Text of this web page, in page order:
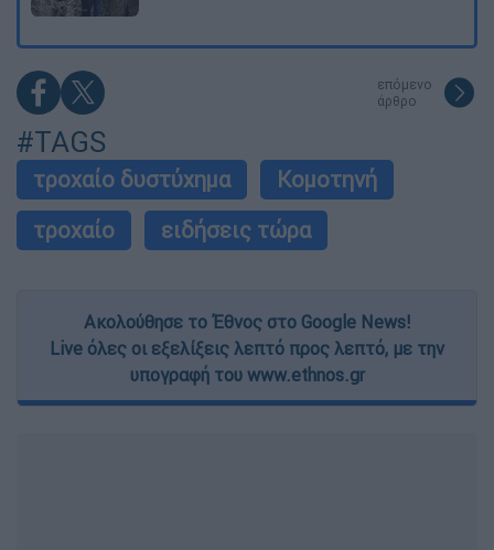
επόμενο
άρθρο
#TAGS
τροχαίο δυστύχημα
Κομοτηνή
τροχαίο
ειδήσεις τώρα
Ακολούθησε το Έθνος στο Google News!
Live όλες οι εξελίξεις λεπτό προς λεπτό, με την
υπογραφή του www.ethnos.gr